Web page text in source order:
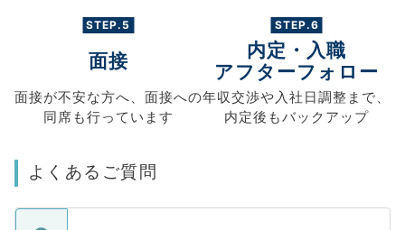
STEP.5
面接
面接が不安な方へ、 面接への
同席も行っています
STEP.6
内定・入職
アフターフォロー
年収交渉や入社日調整まで、
内定後もバックアップ
よくあるご質問